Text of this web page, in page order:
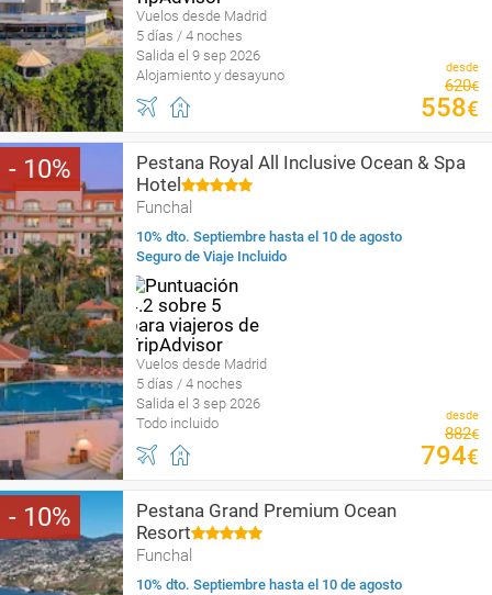
Vuelos desde Madrid
5 días / 4 noches
Salida el 9 sep 2026
Alojamiento y desayuno
desde
620€
558€
10
Pestana Royal All Inclusive Ocean & Spa
Hotel
Funchal
10% dto. Septiembre hasta el 10 de agosto
Seguro de Viaje Incluido
Vuelos desde Madrid
5 días / 4 noches
Salida el 3 sep 2026
Todo incluido
desde
882€
794€
10
Pestana Grand Premium Ocean
Resort
Funchal
10% dto. Septiembre hasta el 10 de agosto